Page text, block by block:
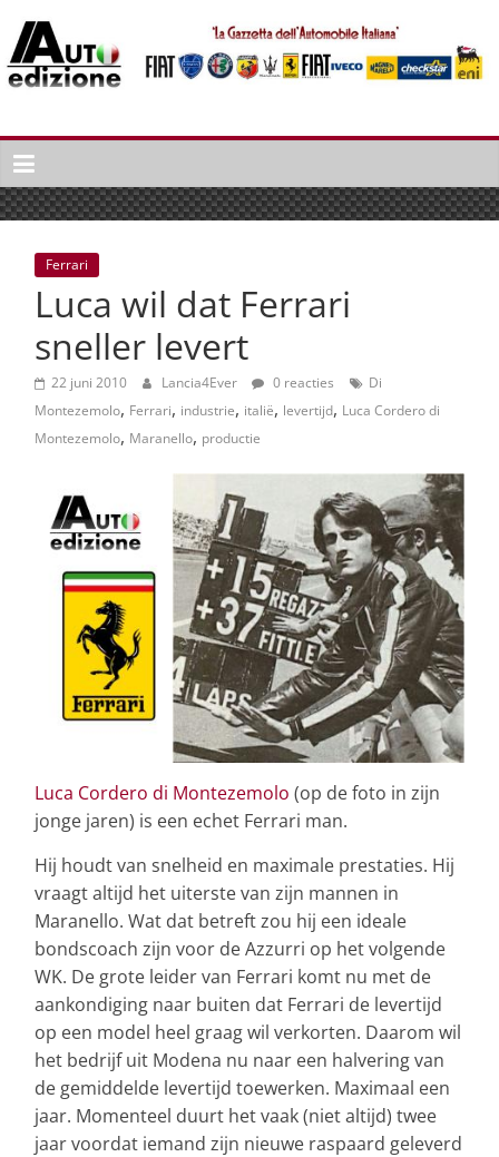
naar
inhoud
Auto
Edizione
La
Gazetta
dell'Automobile
Italiana
autonieuws
lifestyle
Ferrari
Luca wil dat Ferrari
sneller levert
22 juni 2010 Lancia4Ever 0 reacties
Di
Montezemolo, Ferrari, industrie, italië, levertijd, Luca Cordero di
Montezemolo, Maranello, productie
Luca Cordero di Montezemolo (op de foto in zijn
jonge jaren) is een echet Ferrari man.
Hij houdt van snelheid en maximale prestaties. Hij
vraagt altijd het uiterste van zijn mannen in
Maranello. Wat dat betreft zou hij een ideale
bondscoach zijn voor de Azzurri op het volgende
WK. De grote leider van Ferrari komt nu met de
aankondiging naar buiten dat Ferrari de levertijd
op een model heel graag wil verkorten. Daarom wil
het bedrijf uit Modena nu naar een halvering van
de gemiddelde levertijd toewerken. Maximaal een
jaar. Momenteel duurt het vaak (niet altijd) twee
jaar voordat iemand zijn nieuwe raspaard geleverd